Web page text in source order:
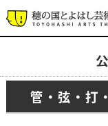
公式SNS
管・弦・打
最新の公演・イ
演劇・ダンス